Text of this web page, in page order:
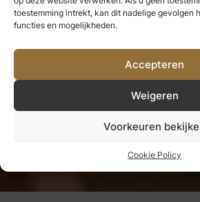
toestemming intrekt, kan dit nadelige gevolgen
functies en mogelijkheden.
Accepteren
Weigeren
Voorkeuren
Cookie Policy
we nooit verliezen.
diep liefhebben,
van ons.
Helen Keller